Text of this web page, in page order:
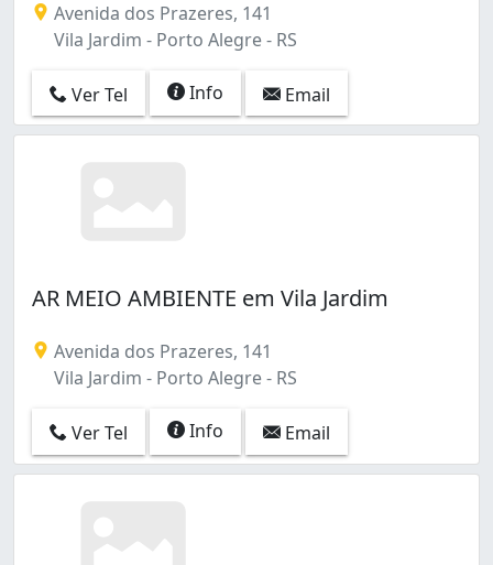
Avenida dos Prazeres, 141
Vila Jardim - Porto Alegre - RS
Ver Tel Info Email
AR MEIO AMBIENTE em Vila Jardim
Avenida dos Prazeres, 141
Vila Jardim - Porto Alegre - RS
Ver Tel Info Email